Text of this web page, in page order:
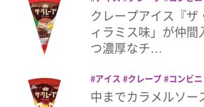
プレゼント
インタビュー
ープ
スイーツ ティラミス
クレープアイス『
ィラミス味」が仲
つ濃厚なチ…
アイス クレープ コンビニ
ープ プリン
中までカラメルソー